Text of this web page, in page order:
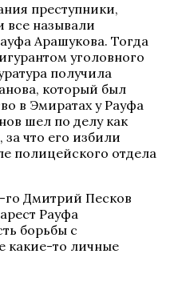
преступники,
все называли
Арашукова. Тогда
уголовного
получила
который был
в Эмиратах у Рауфа
шел по делу как
что его избили
полицейского отдела
го Дмитрий Песков
Рауфа
борьбы с
какие-то личные